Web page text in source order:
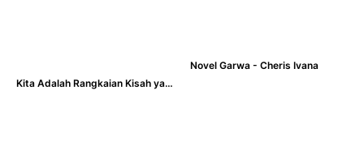
Kita Adalah Rangkaian Kisah yang Padam oleh Pisah - Megakata
Novel Garwa - Cheris Ivana